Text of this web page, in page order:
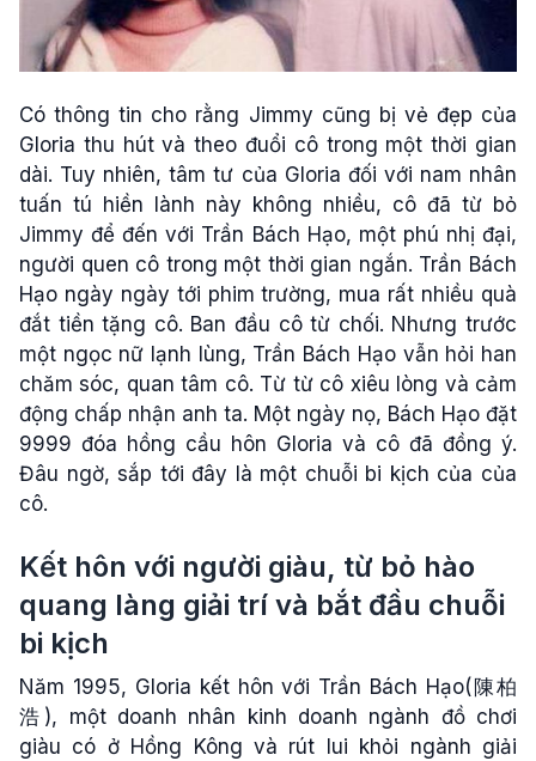
Có thông tin cho rằng Jimmy cũng bị vẻ đẹp của
Gloria thu hút và theo đuổi cô trong một thời gian
dài. Tuy nhiên, tâm tư của Gloria đối với nam nhân
tuấn tú hiền lành này không nhiều, cô đã từ bỏ
Jimmy để đến với Trần Bách Hạo, một phú nhị đại,
người quen cô trong một thời gian ngắn. Trần Bách
Hạo ngày ngày tới phim trường, mua rất nhiều quà
đắt tiền tặng cô. Ban đầu cô từ chối. Nhưng trước
một ngọc nữ lạnh lùng, Trần Bách Hạo vẫn hỏi han
chăm sóc, quan tâm cô. Từ từ cô xiêu lòng và cảm
động chấp nhận anh ta. Một ngày nọ, Bách Hạo đặt
9999 đóa hồng cầu hôn Gloria và cô đã đồng ý.
Đâu ngờ, sắp tới đây là một chuỗi bi kịch của của
cô.
Kết hôn với người giàu, từ bỏ hào
quang làng giải trí và bắt đầu chuỗi
bi kịch
Năm 1995, Gloria kết hôn với Trần Bách Hạo(陳柏
浩), một doanh nhân kinh doanh ngành đồ chơi
giàu có ở Hồng Kông và rút lui khỏi ngành giải